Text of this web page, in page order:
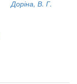
Доріна, В. Г.